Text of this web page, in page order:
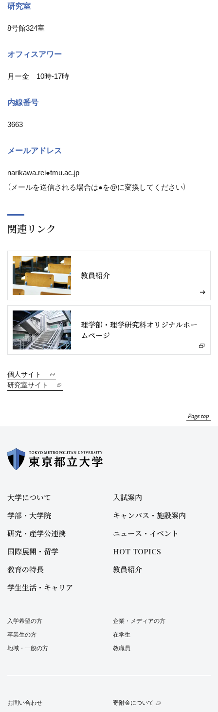
研究室
8号館324室
オフィスアワー
月ー金 10時-17時
内線番号
3663
メールアドレス
narikawa.rei●tmu.ac.jp
（メールを送信される場合は●を@に変換してください）
関連リンク
教員紹介
理学部・理学研究科オリジナルホー
ムページ
個人サイト
研究室サイト
Page top
大学について
学部・大学院
研究・産学公連携
国際展開・留学
教育の特長
学生生活・キャリア
入試案内
キャンパス・施設案内
ニュース・イベント
HOT TOPICS
教員紹介
入学希望の方
卒業生の方
地域・一般の方
企業・メディアの方
在学生
教職員
お問い合わせ 寄附金について